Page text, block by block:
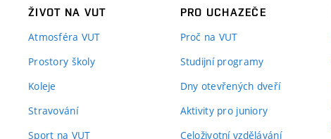
ŽIVOT NA VUT
Atmosféra VUT
Prostory školy
Koleje
Stravování
Sport na VUT
PRO UCHAZEČE
Proč na VUT
Studijní programy
Dny otevřených dveří
Aktivity pro juniory
Celoživotní vzdělávání